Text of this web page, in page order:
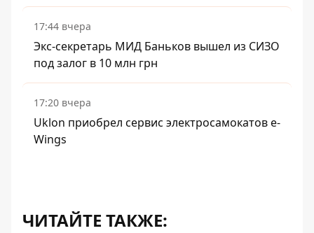
17:44 вчера
Экс-секретарь МИД Баньков вышел из СИЗО
под залог в 10 млн грн
17:20 вчера
Uklon приобрел сервис электросамокатов e-
Wings
ЧИТАЙТЕ ТАКЖЕ: